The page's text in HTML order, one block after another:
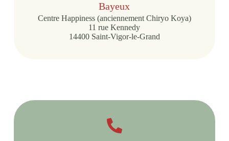
Bayeux
Centre Happiness (anciennement Chiryo Koya)
11 rue Kennedy
14400 Saint-Vigor-le-Grand